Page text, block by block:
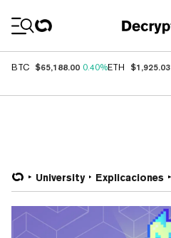
BTC $65,188.00 0.40%ETH $1,925.03
University Explicaciones